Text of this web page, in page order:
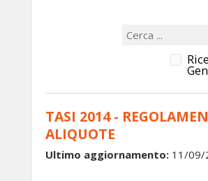
TASI 2014 -
ALIQUOTE
Ultimo aggiornamento: 11/09/